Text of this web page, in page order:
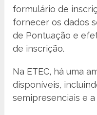
formulário de
fornecer os dados
de Pontuação e
de inscrição.
Na ETEC, há uma
disponíveis,
semipresenciais e a